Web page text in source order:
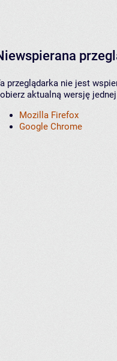
przeglądarka nie jest
aktualną wersję
Mozilla Firefox
Google Chrome